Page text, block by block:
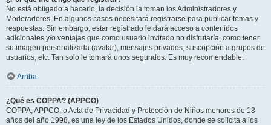
No está obligado a hacerlo, la decisión la toman los Administradores y
Moderadores. En algunos casos necesitará registrarse para publicar temas y
respuestas. Sin embargo, estar registrado le dará acceso a contenidos
adicionales y/o ventajas que como usuario invitado no disfrutaría, como tener
su imagen personalizada (avatar), mensajes privados, suscripción a grupos de
usuarios, etc. Tan solo le tomará unos segundos. Es muy recomendable.
Arriba
¿Qué es COPPA? (APPCO)
COPPA, APPCO, o Acta de Privacidad y Protección de Niños menores de 13
años del año 1998, es una ley de los Estados Unidos, donde se solicita a los